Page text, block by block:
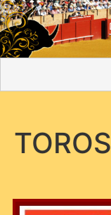
TOROS